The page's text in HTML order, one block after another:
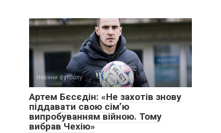
Новини футболу
Артем Бєсєдін: «Не захотів знову
піддавати свою сім’ю
випробуванням війною. Тому
вибрав Чехію»